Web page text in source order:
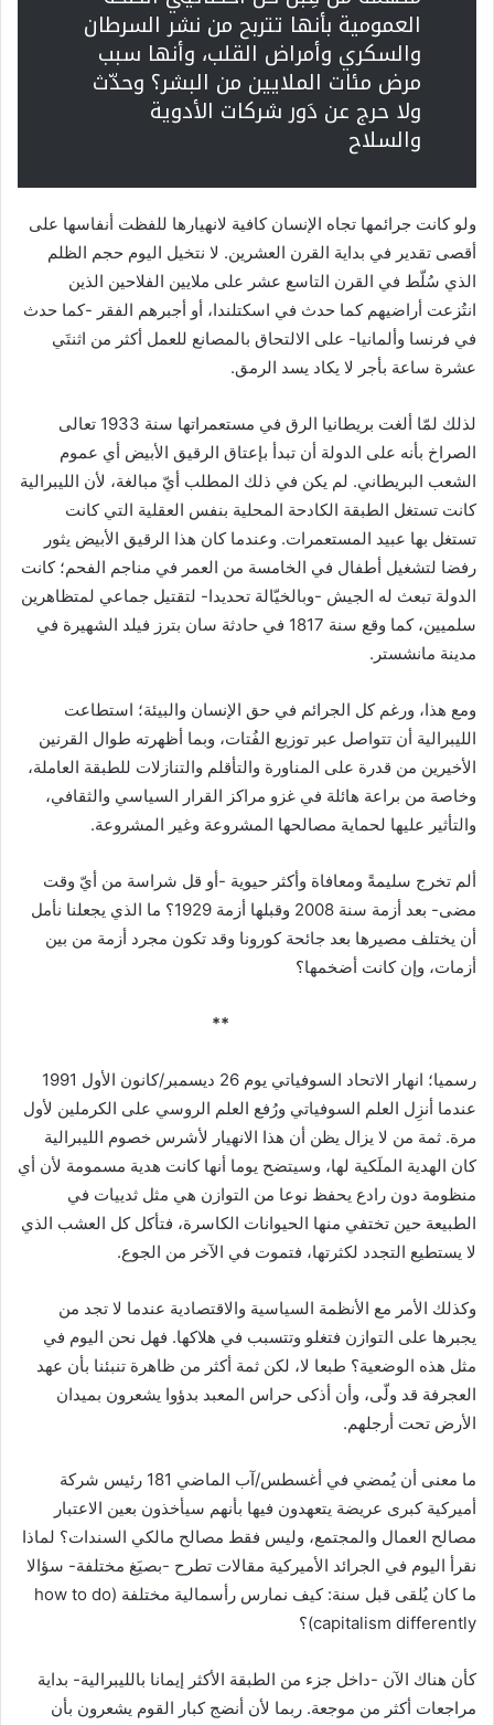
العمومية بأنها تتربح من نشر السرطان
والسكري وأمراض القلب، وأنها سبب
مرض مئات الملايين من البشر؟ وحدّث
ولا حرج عن دَور شركات الأدوية
والسلاح
ولو كانت جرائمها تجاه الإنسان كافية لانهيارها للفظت أنفاسها على
أقصى تقدير في بداية القرن العشرين. لا نتخيل اليوم حجم الظلم
الذي سُلّط في القرن التاسع عشر على ملايين الفلاحين الذين
انتُزعت أراضيهم كما حدث في اسكتلندا، أو أجبرهم الفقر -كما حدث
في فرنسا وألمانيا- على الالتحاق بالمصانع للعمل أكثر من اثنتَي
عشرة ساعة بأجر لا يكاد يسد الرمق.
لذلك لمّا ألغت بريطانيا الرق في مستعمراتها سنة 1933 تعالى
الصراخ بأنه على الدولة أن تبدأ بإعتاق الرقيق الأبيض أي عموم
الشعب البريطاني. لم يكن في ذلك المطلب أيّ مبالغة، لأن الليبرالية
كانت تستغل الطبقة الكادحة المحلية بنفس العقلية التي كانت
تستغل بها عبيد المستعمرات. وعندما كان هذا الرقيق الأبيض يثور
رفضا لتشغيل أطفال في الخامسة من العمر في مناجم الفحم؛ كانت
الدولة تبعث له الجيش -وبالخيّالة تحديدا- لتقتيل جماعي لمتظاهرين
سلميين، كما وقع سنة 1817 في حادثة سان بترز فيلد الشهيرة في
مدينة مانشستر.
ومع هذا، ورغم كل الجرائم في حق الإنسان والبيئة؛ استطاعت
الليبرالية أن تتواصل عبر توزيع الفُتات، وبما أظهرته طوال القرنين
الأخيرين من قدرة على المناورة والتأقلم والتنازلات للطبقة العاملة،
وخاصة من براعة هائلة في غزو مراكز القرار السياسي والثقافي،
والتأثير عليها لحماية مصالحها المشروعة وغير المشروعة.
ألم تخرج سليمةً ومعافاة وأكثر حيوية -أو قل شراسة من أيّ وقت
مضى- بعد أزمة سنة 2008 وقبلها أزمة 1929؟ ما الذي يجعلنا نأمل
أن يختلف مصيرها بعد جائحة كورونا وقد تكون مجرد أزمة من بين
أزمات، وإن كانت أضخمها؟
**
رسميا؛ انهار الاتحاد السوفياتي يوم 26 ديسمبر/كانون الأول 1991
عندما أنزِل العلم السوفياتي ورُفع العلم الروسي على الكرملين لأول
مرة. ثمة من لا يزال يظن أن هذا الانهيار لأشرس خصوم الليبرالية
كان الهدية الملَكية لها، وسيتضح يوما أنها كانت هدية مسمومة لأن أي
منظومة دون رادع يحفظ نوعا من التوازن هي مثل ثدييات في
الطبيعة حين تختفي منها الحيوانات الكاسرة، فتأكل كل العشب الذي
لا يستطيع التجدد لكثرتها، فتموت في الآخر من الجوع.
وكذلك الأمر مع الأنظمة السياسية والاقتصادية عندما لا تجد من
يجبرها على التوازن فتغلو وتتسبب في هلاكها. فهل نحن اليوم في
مثل هذه الوضعية؟ طبعا لا، لكن ثمة أكثر من ظاهرة تنبئنا بأن عهد
العجرفة قد ولّى، وأن أذكى حراس المعبد بدؤوا يشعرون بميدان
الأرض تحت أرجلهم.
ما معنى أن يُمضي في أغسطس/آب الماضي 181 رئيس شركة
أميركية كبرى عريضة يتعهدون فيها بأنهم سيأخذون بعين الاعتبار
مصالح العمال والمجتمع، وليس فقط مصالح مالكي السندات؟ لماذا
نقرأ اليوم في الجرائد الأميركية مقالات تطرح -بصيَغ مختلفة- سؤالا
ما كان يُلقى قبل سنة: كيف نمارس رأسمالية مختلفة (how to do
capitalism differently)؟
كأن هناك الآن -داخل جزء من الطبقة الأكثر إيمانا بالليبرالية- بداية
مراجعات أكثر من موجعة. ربما لأن أنضج كبار القوم يشعرون بأن